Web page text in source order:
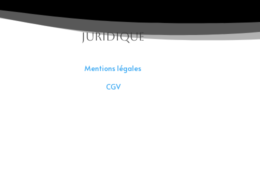
Juridique
Mentions légales
CGV